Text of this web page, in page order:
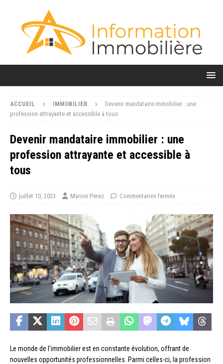
ACCUEIL IMMOBILIER
Devenir mandataire immobilier : une
profession attrayante et accessible à tous
Devenir mandataire immobilier : une
profession attrayante et accessible à
tous
juillet 10, 2023 Marion Perez Commentaires fermés
Le monde de l’immobilier est en constante évolution, offrant de
nouvelles opportunités professionnelles. Parmi celles-ci, la profession